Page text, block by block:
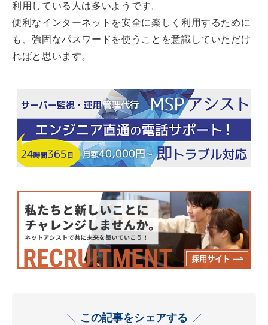
利用している人は多いようです。
便利なインターネットを安全に楽しく利用するために
も、強固なパスワードを使うことを意識していただけ
ればと思います。
この記事をシェアする